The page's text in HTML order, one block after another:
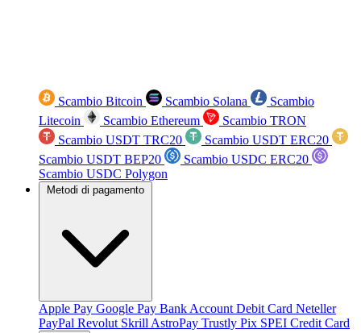
Scambio Bitcoin Scambio Solana
Scambio
Litecoin
Scambio Ethereum
Scambio TRON
Scambio USDT TRC20
Scambio USDT ERC20
Scambio USDT BEP20
Scambio USDC ERC20
Scambio USDC Polygon
Metodi di pagamento
Apple Pay Google Pay Bank Account Debit Card Neteller
PayPal Revolut Skrill AstroPay Trustly Pix SPEI Credit Card